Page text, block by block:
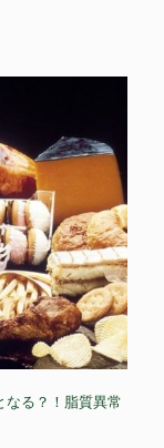
なる？！脂質異常